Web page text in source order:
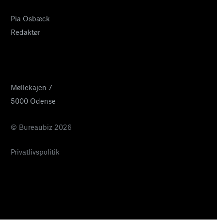
Pia Osbæck
Redaktør
Møllekajen 7
5000 Odense
© Bureaubiz 2026
Privatlivspolitik